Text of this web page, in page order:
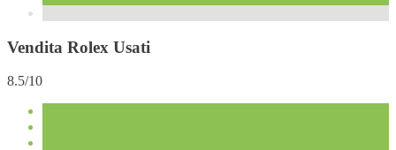
Vendita Rolex Usati
8.5/10